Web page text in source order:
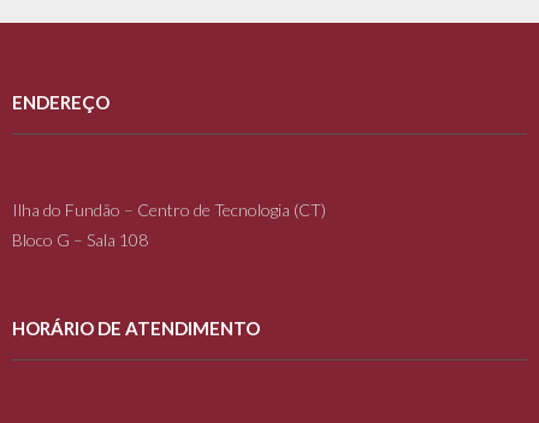
ENDEREÇO
Ilha do Fundão – Centro de Tecnologia (CT)
Bloco G – Sala 108
HORÁRIO DE ATENDIMENTO